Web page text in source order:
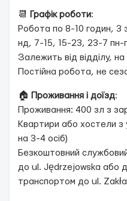
📆 Графік роботи:
Робота по 8-10 годин, 3
нд, 7-15, 15-23, 23-7 пн-
Залежить від відділу,
Постійна робота, не
🏠 Проживання і доїзд:
Проживання: 400 зл з
Квартири або хостели з
на 3-4 осіб)
Безкоштовний
до ul. Jędrzejowska або
транспортом до ul.